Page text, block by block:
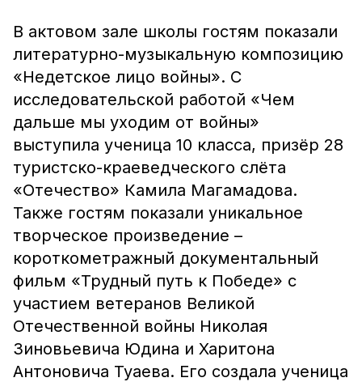
В актовом зале школы гостям показали
литературно-музыкальную композицию
«Недетское лицо войны». С
исследовательской работой «Чем
дальше мы уходим от войны»
выступила ученица 10 класса, призёр 28
туристско-краеведческого слёта
«Отечество» Камила Магамадова.
Также гостям показали уникальное
творческое произведение –
короткометражный документальный
фильм «Трудный путь к Победе» с
участием ветеранов Великой
Отечественной войны Николая
Зиновьевича Юдина и Харитона
Антоновича Туаева. Его создала ученица